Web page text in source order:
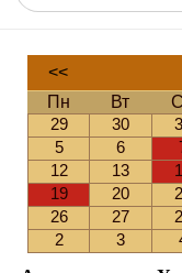
<<
Пн
Вт
29
30
5
6
12
13
19
20
26
27
2
3